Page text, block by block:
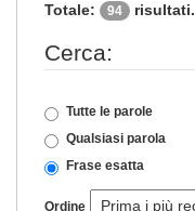
Totale: 94 risultati.
Cerca:
Tutte le parole
Qualsiasi parola
Frase esatta
Ordine